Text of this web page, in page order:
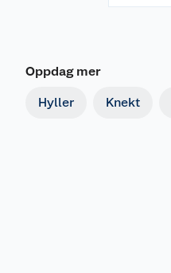
Oppdag mer
Hyller Knekt